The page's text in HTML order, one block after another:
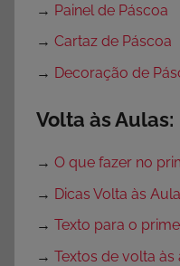
→ Painel de Páscoa
→ Cartaz de Páscoa
→ Decoração de
Volta às Aulas:
→ O que fazer no
→ Dicas Volta às
→ Texto para o
→ Textos de volta às